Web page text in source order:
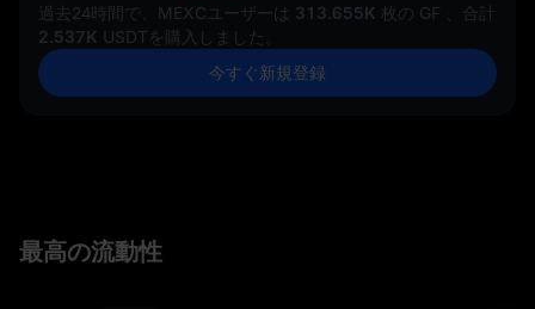
過去24時間で、MEXCユーザーは 313.655K 枚の GF 、合計
2.537K USDTを購入しました。
今すぐ新規登録
最高の流動性